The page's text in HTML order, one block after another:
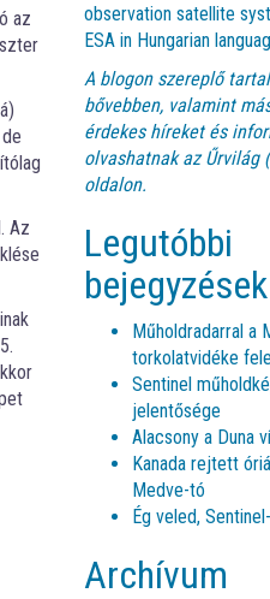
az
Az
observation satellite
ESA in Hungarian
A blogon szereplő
bővebben, valamint
érdekes híreket és
olvashatnak azŰrvilág
oldalon.
Legutóbbi
bejegyzések
Műholdradarral a
torkolatvidéke
Sentinel
jelentősége
Alacsony a Duna
Kanada rejtett
Medve-tó
Ég veled,
Archívum